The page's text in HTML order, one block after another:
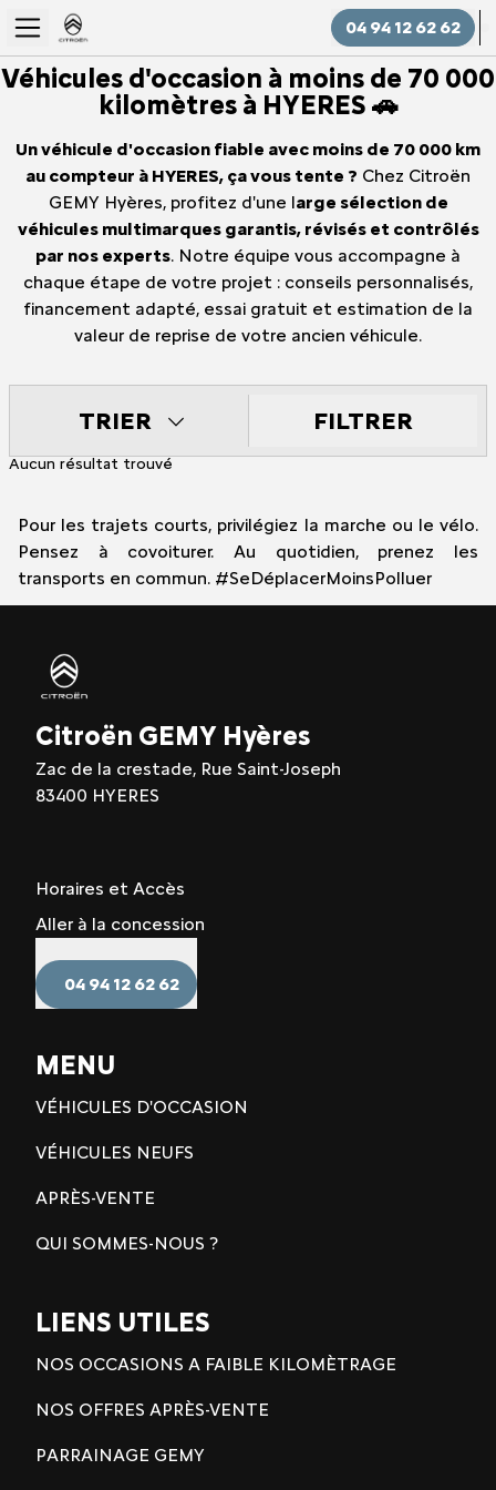
04 94 12 62 62
Véhicules d'occasion à moins de 70 000
kilomètres à HYERES 🚗
Un véhicule d'occasion fiable avec moins de 70 000 km
au compteur à HYERES, ça vous tente ? Chez Citroën
GEMY Hyères, profitez d'une large sélection de
véhicules multimarques garantis, révisés et contrôlés
par nos experts. Notre équipe vous accompagne à
chaque étape de votre projet : conseils personnalisés,
financement adapté, essai gratuit et estimation de la
valeur de reprise de votre ancien véhicule.
TRIER FILTRER
Aucun résultat trouvé
Pour les trajets courts, privilégiez la marche ou le vélo.
Pensez à covoiturer. Au quotidien, prenez les
transports en commun. #SeDéplacerMoinsPolluer
Citroën GEMY Hyères
Zac de la crestade, Rue Saint-Joseph
83400 HYERES
Horaires et Accès
Aller à la concession
04 94 12 62 62
MENU
VÉHICULES D'OCCASION
VÉHICULES NEUFS
APRÈS-VENTE
QUI SOMMES-NOUS ?
LIENS UTILES
NOS OCCASIONS A FAIBLE KILOMÈTRAGE
NOS OFFRES APRÈS-VENTE
PARRAINAGE GEMY